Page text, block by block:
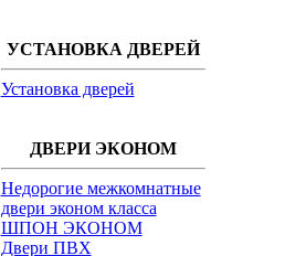
УСТАНОВКА ДВЕРЕЙ
Установка дверей
ДВЕРИ ЭКОНОМ
Недорогие межкомнатные
двери эконом класса
ШПОН ЭКОНОМ
Двери ПВХ